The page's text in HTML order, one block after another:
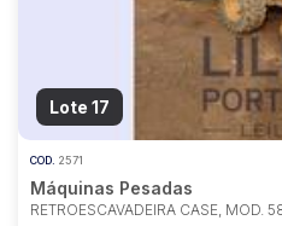
Lote 17
COD. 2571
Máquinas Pesadas
RETROESCAVADEIRA CASE, MOD.